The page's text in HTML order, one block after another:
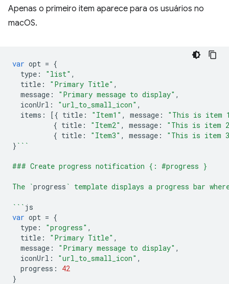
Apenas o primeiro item aparece para os usuários no
macOS.
var opt = {
type : "list" ,
title : "Primary Title" ,
message : "Primary message to display" ,
iconUrl : "url_to_small_icon" ,
items : [{ title : "Item1" , message :
"This is item
{ title : "Item2" , message :
"This is item
{ title : "Item3" , message :
"This is item
} ```
### Create progress notification {: #progress }
The `progress ` template displays a progress bar
``` js
var opt = {
type : "progress" ,
title : "Primary Title" ,
message : "Primary message to display" ,
iconUrl : "url_to_small_icon" ,
progress :
42
}